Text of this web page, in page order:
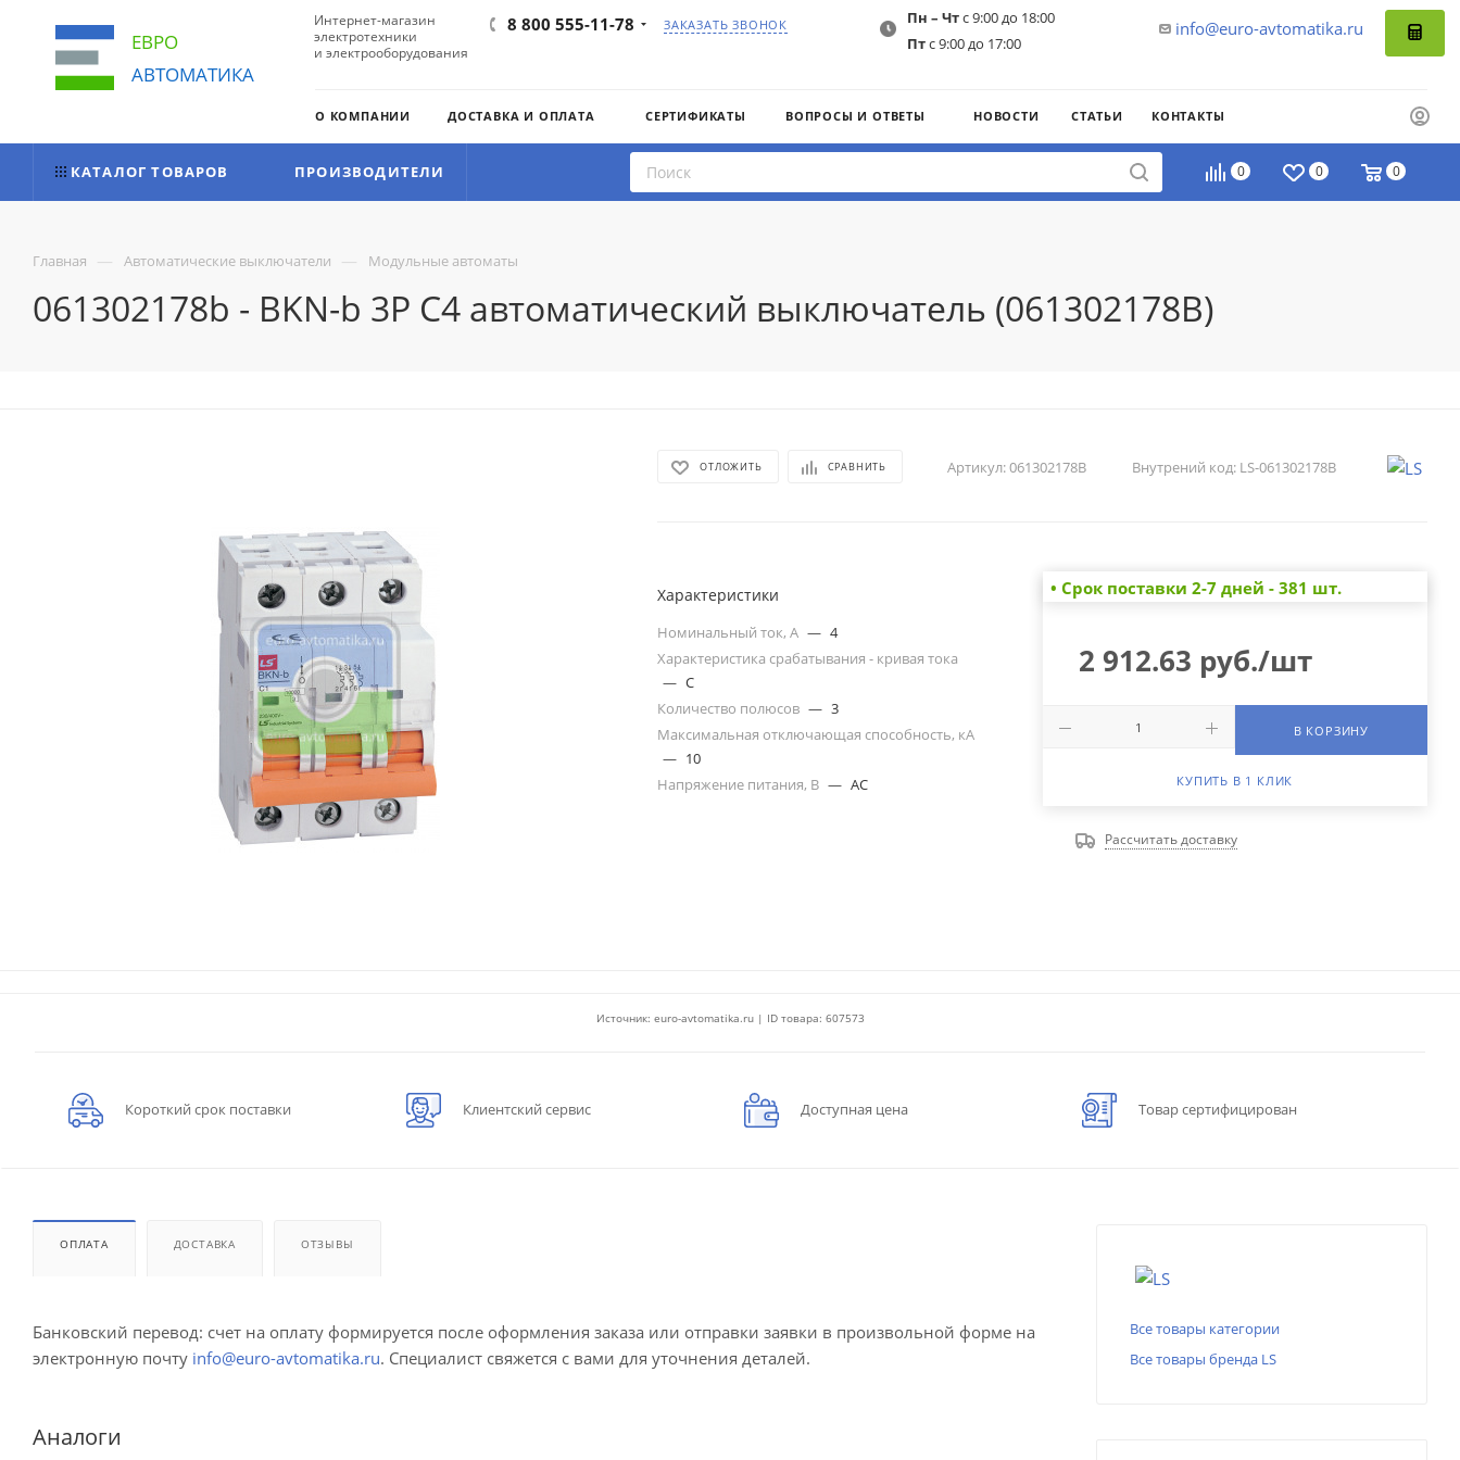
ЕВРО
АВТОМАТИКА
Интернет-магазин
электротехники
и электрооборудования
8 800 555-11-78 ЗАКАЗАТЬ ЗВОНОК info@euro-avtomatika.ru
Пн – Чтс 9:00 до 18:00
Птс 9:00 до 17:00
О КОМПАНИИ ДОСТАВКА И ОПЛАТА СЕРТИФИКАТЫ ВОПРОСЫ И ОТВЕТЫ НОВОСТИ СТАТЬИ КОНТАКТЫ
0 0 0
КАТАЛОГ ТОВАРОВ ПРОИЗВОДИТЕЛИ
Главная — Автоматические выключатели — Модульные автоматы
061302178b - BKN-b 3P C4 автоматический выключатель (061302178B)
ОТЛОЖИТЬ СРАВНИТЬ Артикул:061302178B Внутрений код: LS-061302178B
Характеристики
Номинальный ток, А — 4
Характеристика срабатывания - кривая тока
— C
Количество полюсов — 3
Максимальная отключающая способность, кА
— 10
Напряжение питания, В — AC
• Cрок поставки 2-7 дней - 381 шт.
2 912.63 руб./шт
В КОРЗИНУ
КУПИТЬ В 1 КЛИК
Рассчитать доставку
Источник: euro-avtomatika.ru | ID товара: 607573
Короткий срок поставки Клиентский сервис Доступная цена Товар сертифицирован
ОПЛАТА ДОСТАВКА ОТЗЫВЫ
Банковский перевод: счет на оплату формируется после оформления заказа или отправки заявки в произвольной форме на
электронную почту info@euro-avtomatika.ru. Специалист свяжется с вами для уточнения деталей.
Аналоги
Все товары категории
Все товары бренда LS